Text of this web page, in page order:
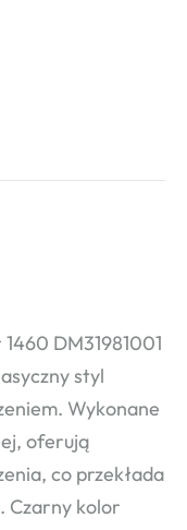
DM31981001
styl
Wykonane
oferują
co przekłada
Czarny kolor